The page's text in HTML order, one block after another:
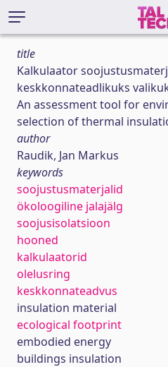
title
Kalkulaator
keskkonnateadlikuks
An assessment tool for
selection of thermal
author
Raudik, Jan Markus
keywords
soojustusmaterjalid
ökoloogiline jalajälg
soojusisolatsioon
hooned
kalkulaatorid
olelusring
keskkonnateadvus
insulation material
ecological footprint
embodied energy
buildings insulation